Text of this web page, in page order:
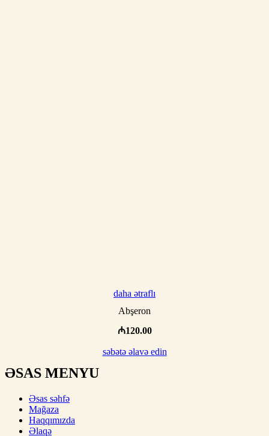
daha ətraflı
Abşeron
₼120.00
səbətə əlavə edin
ƏSAS MENYU
Əsas səhfə
Mağaza
Haqqımızda
Əlaqə